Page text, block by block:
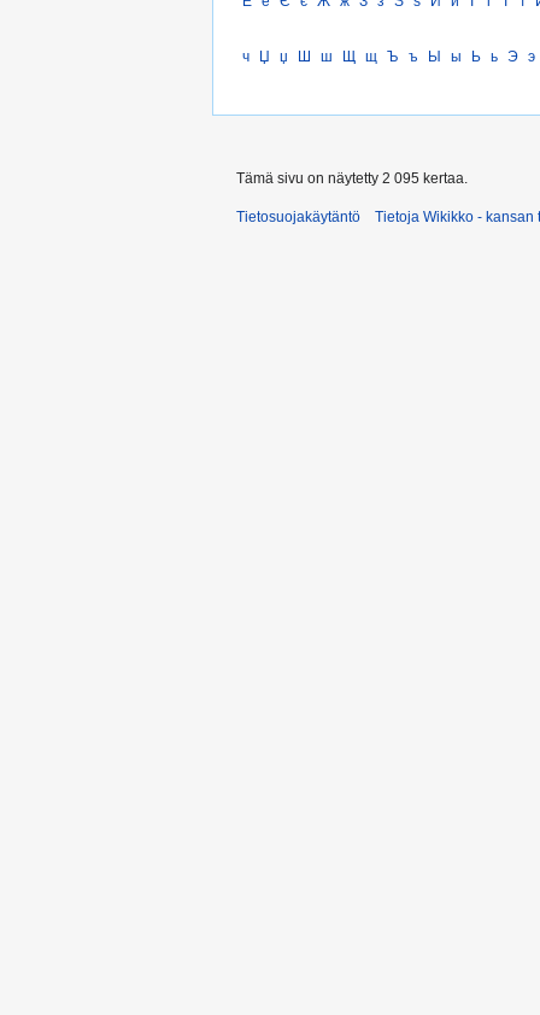
ч Џ џ Ш ш Щ щ Ъ ъ Ы ы Ь ь Э э
Tämä sivu on näytetty 2 095 kertaa.
Tietosuojakäytäntö Tietoja Wikikko - kansan